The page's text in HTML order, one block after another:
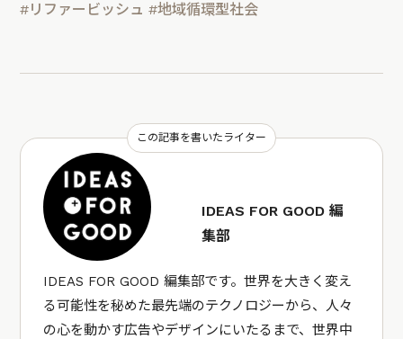
#リファービッシュ #地域循環型社会
この記事を書いたライター
IDEAS FOR GOOD 編
集部
IDEAS FOR GOOD 編集部です。世界を大きく変え
る可能性を秘めた最先端のテクノロジーから、人々
の心を動かす広告やデザインにいたるまで、世界中